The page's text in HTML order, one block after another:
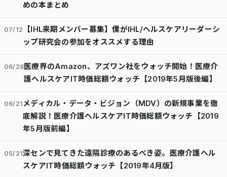
めの本まとめ
07/12
【IHL来期メンバー募集】僕がIHL/ヘルスケアリーダーシ
ップ研究会の参加をオススメする理由
06/28医療界のAmazon、アズワン社をウォッチ開始！医療介
護ヘルスケアIT時価総額ウォッチ【2019年5月版後編】
06/21メディカル・データ・ビジョン（MDV）の新規事業を徹
底解説！医療介護ヘルスケアIT時価総額ウォッチ【2019
年5月版前編】
05/21深センで見てきた遠隔診療のあるべき姿。医療介護ヘル
スケアIT時価総額ウォッチ【2019年4月版】